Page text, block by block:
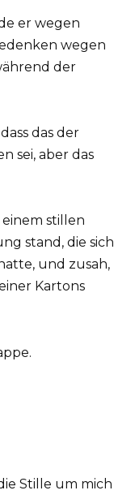
er wegen
wegen
der
das der
sei, aber das
stillen
stand, die sich
und zusah,
Kartons
Stille um mich